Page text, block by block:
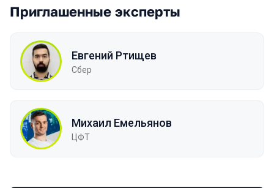
Приглашенные эксперты
Евгений Ртищев
Сбер
Михаил Емельянов
ЦФТ